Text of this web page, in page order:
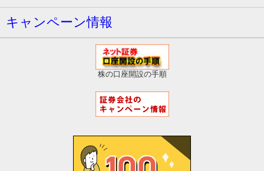
キャンペーン情報
株の口座開設の手順